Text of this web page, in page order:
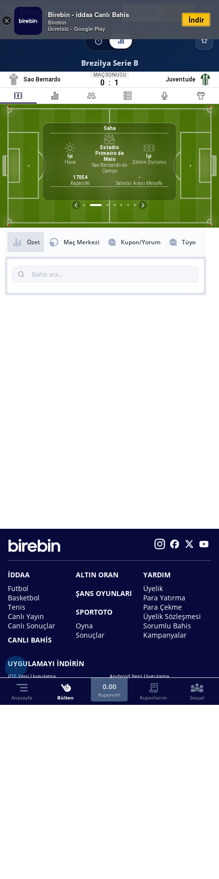
×
Birebin - iddaa Canlı Bahis
Birebin
Ücretsiz - Google Play
İndir
Giriş Yap Üye Ol
Brezilya Serie B
Sao Bernardo
MAÇ SONUCU
0 : 1 Juventude
Saha
İyi
Hava
Estadio
Primeiro de
Maio
Sao Bernardo do
Campo
İyi
Zemin Durumu
17054
Kapasite
-
Sahalar Arası Mesafe
B B
Özet Maç Merkezi Kupon/Yorum Tüyo
İDDAA
Futbol
Basketbol
Tenis
Canlı Yayın
Canlı Sonuçlar
CANLI BAHİS
ALTIN ORAN
ŞANS OYUNLARI
SPORTOTO
Oyna
Sonuçlar
YARDIM
Üyelik
Para Yatırma
Para Çekme
Üyelik Sözleşmesi
Sorumlu Bahis
Kampanyalar
UYGULAMAYI İNDİRİN
iOS Yeni Uygulama Android Yeni Uygulama
Anasayfa Bülten
0.00
Kuponum Kuponlarım Sosyal